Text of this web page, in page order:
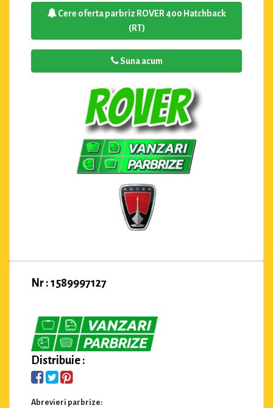
Cere oferta parbriz ROVER 400 Hatchback
(RT)
Suna acum
Nr : 1589997127
Distribuie :
Abrevieri parbrize: